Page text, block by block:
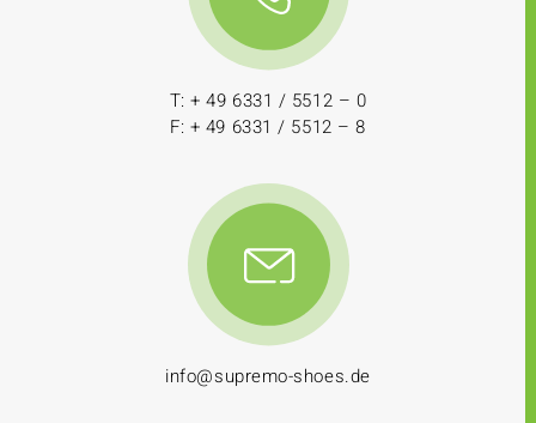
T: + 49 6331 / 5512 – 0
F: + 49 6331 / 5512 – 8
info@supremo-shoes.de